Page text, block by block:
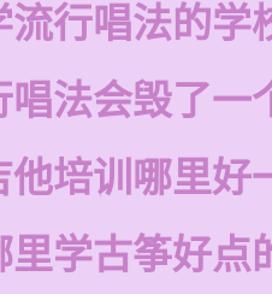
流行唱法的学
唱法会毁了一
他培训哪里好
里学古筝好点